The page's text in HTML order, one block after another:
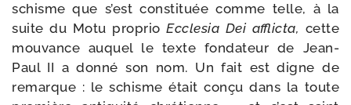
schisme que s’est consti­tuée comme telle, à la
suite du Motu pro­prio Ecclesia Dei afflic­ta, cette
mou­vance auquel le texte fon­da­teur de Jean-​
Paul II a don­né son nom. Un fait est digne de
remarque : le schisme était conçu dans la toute